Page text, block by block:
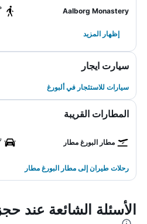
Aalborg Monastery
إظهار المزيد
سيارت ايجار
سيارات للاستئجار في ألبورغ
المطارات القريبة
مطار البورغ مطار
رحلات طيران إلى مطار البورغ مطار
الأسئلة الشائعة عند